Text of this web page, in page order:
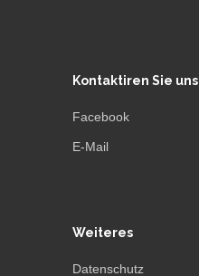
Kontaktiren Sie uns
Facebook
E-Mail
Weiteres
Datenschutz